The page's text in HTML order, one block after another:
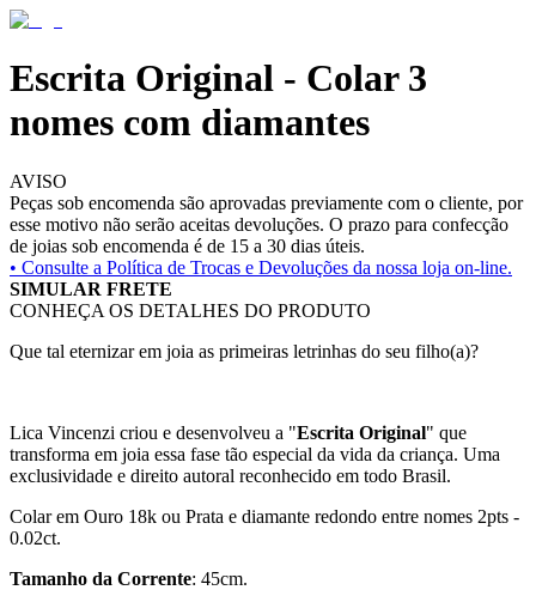
Escrita Original - Colar 3
nomes com diamantes
AVISO
Peças sob encomenda são aprovadas previamente com o cliente, por
esse motivo não serão aceitas devoluções. O prazo para confecção
de joias sob encomenda é de 15 a 30 dias úteis.
• Consulte a Política de Trocas e Devoluções da nossa loja on-line.
SIMULAR FRETE
CONHEÇA OS DETALHES DO PRODUTO
Que tal eternizar em joia as primeiras letrinhas do seu filho(a)?
Lica Vincenzi criou e desenvolveu a "Escrita Original" que
transforma em joia essa fase tão especial da vida da criança. Uma
exclusividade e direito autoral reconhecido em todo Brasil.
Colar em Ouro 18k ou Prata e diamante redondo entre nomes 2pts -
0.02ct.
Tamanho da Corrente: 45cm.